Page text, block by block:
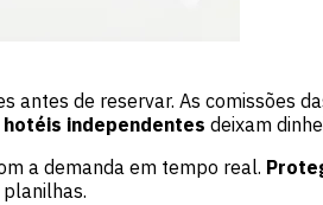
de reservar. As comissões
hotéis independentes deixam
a demanda em tempo real.